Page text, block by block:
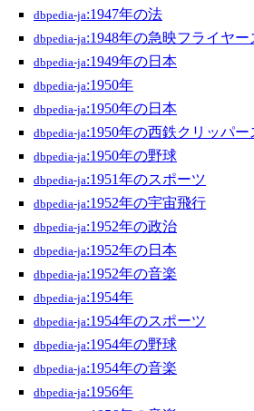
dbpedia-ja:1947年の法
dbpedia-ja:1948年の急映フライヤー
dbpedia-ja:1949年の日本
dbpedia-ja:1950年
dbpedia-ja:1950年の日本
dbpedia-ja:1950年の西鉄クリッパー
dbpedia-ja:1950年の野球
dbpedia-ja:1951年のスポーツ
dbpedia-ja:1952年の宇宙飛行
dbpedia-ja:1952年の政治
dbpedia-ja:1952年の日本
dbpedia-ja:1952年の音楽
dbpedia-ja:1954年
dbpedia-ja:1954年のスポーツ
dbpedia-ja:1954年の野球
dbpedia-ja:1954年の音楽
dbpedia-ja:1956年